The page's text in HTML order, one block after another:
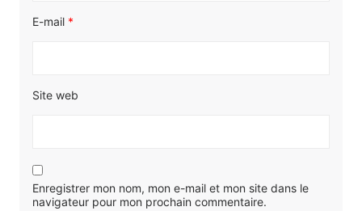
E-mail *
Site web
Enregistrer mon nom, mon e-mail et mon site dans le
navigateur pour mon prochain commentaire.